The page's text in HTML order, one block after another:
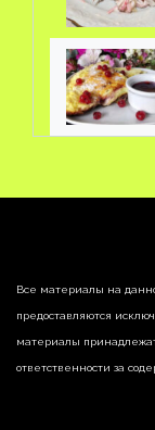
Все материалы на
предоставляются
материалы
ответственности за